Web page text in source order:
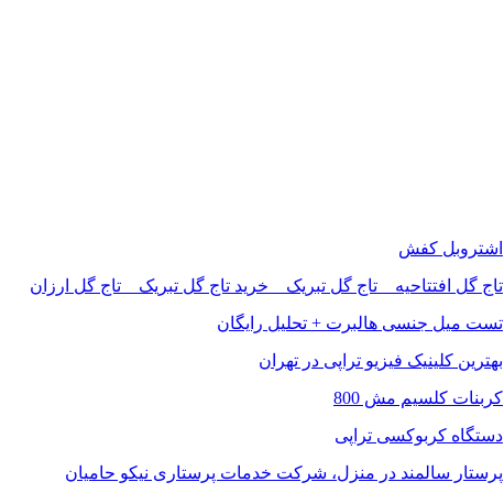
اشتروبل کفش
تاج گل افتتاحیه _ تاج گل تبریک _ خرید تاج گل تبریک _ تاج گل ارزان
تست میل جنسی هالبرت + تحلیل رایگان
بهترین کلینیک فیزیو تراپی در تهران
کربنات کلسیم مش 800
دستگاه کربوکسی تراپی
پرستار سالمند در منزل، شرکت خدمات پرستاری نیکو حامیان